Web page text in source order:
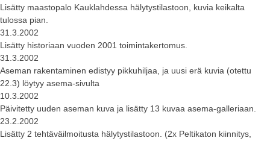
Lisätty maastopalo Kauklahdessa hälytystilastoon, kuvia keikalta
tulossa pian.
31.3.2002
Lisätty historiaan vuoden 2001 toimintakertomus.
31.3.2002
Aseman rakentaminen edistyy pikkuhiljaa, ja uusi erä kuvia (otettu
22.3) löytyy asema-sivulta
10.3.2002
Päivitetty uuden aseman kuva ja lisätty 13 kuvaa asema-galleriaan.
23.2.2002
Lisätty 2 tehtäväilmoitusta hälytystilastoon. (2x Peltikaton kiinnitys,